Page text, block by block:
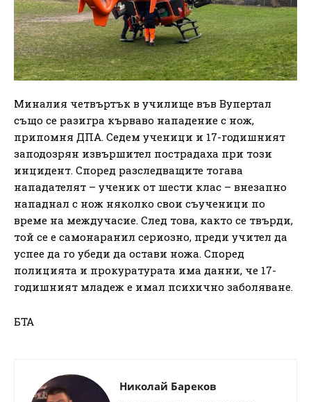
Миналия четвъртък в училище във Вупертал
също се разигра кърваво нападение с нож,
припомня ДПА. Седем ученици и 17-годишният
заподозрян извършител пострадаха при този
инцидент. Според разследващите тогава
нападателят – ученик от шести клас – внезапно
нападнал с нож няколко свои съученици по
време на междучасие. След това, както се твърди,
той се е самонаранил сериозно, преди учител да
успее да го убеди да остави ножа. Според
полицията и прокуратурата има данни, че 17-
годишният младеж е имал психично заболяване.
БТА
Николай Бареков